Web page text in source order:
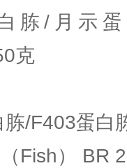
胨/月示
克
/F403蛋白
Fish） BR